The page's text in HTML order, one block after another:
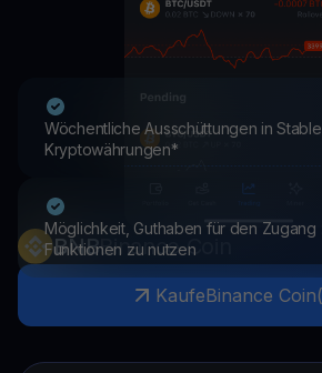
Wöchentliche Ausschüttungen in
Kryptowährungen*
Möglichkeit, Guthaben für den Zugang
Funktionen zu nutzen
BNBBinance Coin
KaufeBinance Coin(